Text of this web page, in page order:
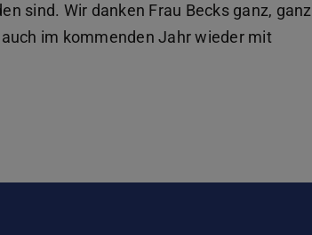
sind. Wir danken Frau Becks ganz, ganz
im kommenden Jahr wieder mit